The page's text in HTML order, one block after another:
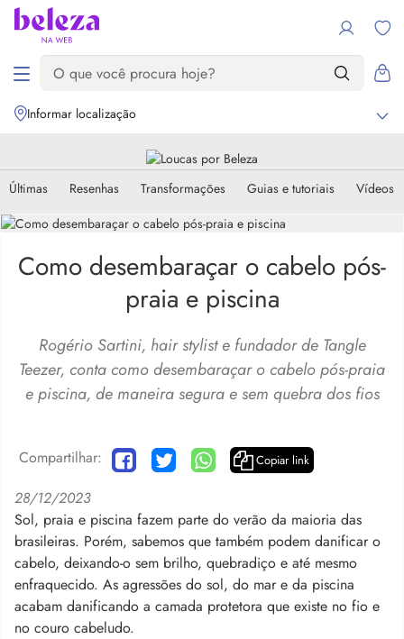
Informar localização
Últimas Resenhas Transformações Guias e tutoriais Vídeos
Como desembaraçar o cabelo pós-
praia e piscina
Rogério Sartini, hair stylist e fundador de Tangle
Teezer, conta como desembaraçar o cabelo pós-praia
e piscina, de maneira segura e sem quebra dos fios
Compartilhar: Copiar link
28/12/2023
Sol, praia e piscina fazem parte do verão da maioria das
brasileiras. Porém, sabemos que também podem danificar o
cabelo, deixando-o sem brilho, quebradiço e até mesmo
enfraquecido. As agressões do sol, do mar e da piscina
acabam danificando a camada protetora que existe no fio e
no couro cabeludo.